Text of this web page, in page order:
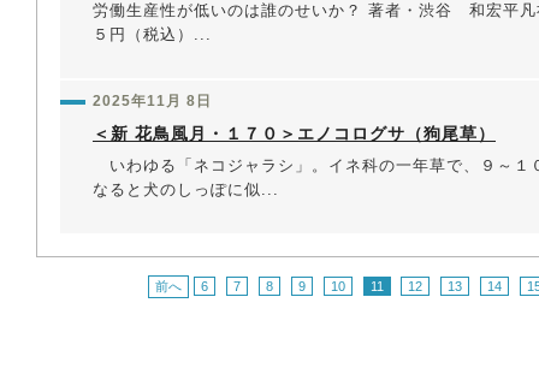
労働生産性が低いのは誰のせいか？ 著者・渋谷 和宏平
５円（税込）...
2025年11月 8日
＜新 花鳥風月・１７０＞エノコログサ（狗尾草）
いわゆる「ネコジャラシ」。イネ科の一年草で、９～１
なると犬のしっぽに似...
前へ 6 7 8 9 10 11 12 13 14